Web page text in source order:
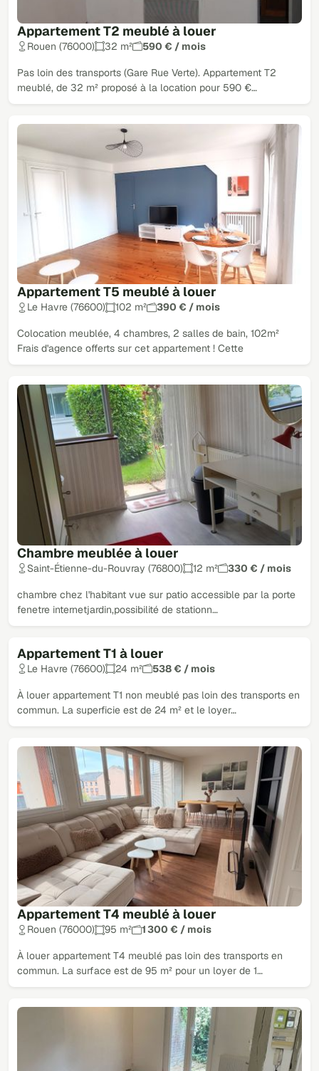
Appartement T2 meublé à louer
Rouen (76000) 32 m² 590 € / mois
Pas loin des transports (Gare Rue Verte). Appartement T2
meublé, de 32 m² proposé à la location pour 590 €…
Appartement T5 meublé à louer
Le Havre (76600) 102 m² 390 € / mois
Colocation meublée, 4 chambres, 2 salles de bain, 102m²
Frais d'agence offerts sur cet appartement ! Cette
Chambre meublée à louer
Saint-Étienne-du-Rouvray (76800) 12 m² 330 € / mois
chambre chez l'habitant vue sur patio accessible par la porte
fenetre internetjardin,possibilité de stationn…
Appartement T1 à louer
Le Havre (76600) 24 m² 538 € / mois
À louer appartement T1 non meublé pas loin des transports en
commun. La superficie est de 24 m² et le loyer…
Appartement T4 meublé à louer
Rouen (76000) 95 m² 1 300 € / mois
À louer appartement T4 meublé pas loin des transports en
commun. La surface est de 95 m² pour un loyer de 1…